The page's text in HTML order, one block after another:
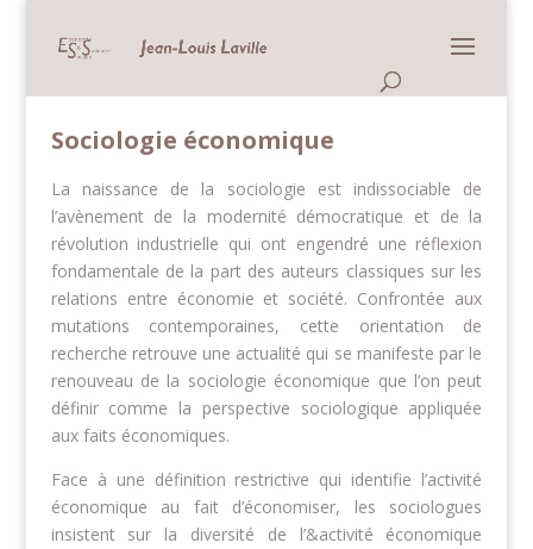
Sociologie économique
La naissance de la sociologie est indissociable de
l’avènement de la modernité démocratique et de la
révolution industrielle qui ont engendré une réflexion
fondamentale de la part des auteurs classiques sur les
relations entre économie et société. Confrontée aux
mutations contemporaines, cette orientation de
recherche retrouve une actualité qui se manifeste par le
renouveau de la sociologie économique que l’on peut
définir comme la perspective sociologique appliquée
aux faits économiques.
Face à une définition restrictive qui identifie l’activité
économique au fait d’économiser, les sociologues
insistent sur la diversité de l’&activité économique